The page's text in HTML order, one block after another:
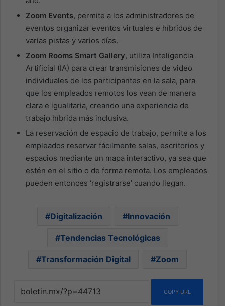
Zoom Events, permite a los administradores de
eventos organizar eventos virtuales e híbridos de
varias pistas y varios días.
Zoom Rooms Smart Gallery, utiliza Inteligencia
Artificial (IA) para crear transmisiones de video
individuales de los participantes en la sala, para
que los empleados remotos los vean de manera
clara e igualitaria, creando una experiencia de
trabajo híbrida más inclusiva.
La reservación de espacio de trabajo, permite a los
empleados reservar fácilmente salas, escritorios y
espacios mediante un mapa interactivo, ya sea que
estén en el sitio o de forma remota. Los empleados
pueden entonces ‘registrarse’ cuando llegan.
Digitalización Innovación
Tendencias Tecnológicas
Transformación Digital Zoom
COPY URL